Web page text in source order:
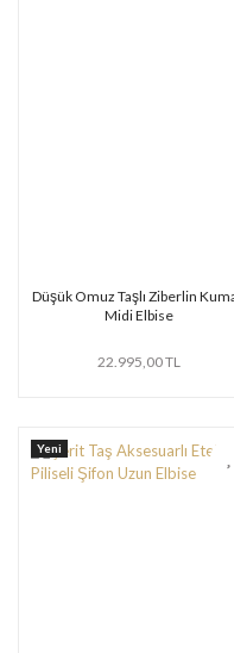
Düşük Omuz Taşlı Ziberlin
Midi Elbise
22.995,00 TL
Yeni